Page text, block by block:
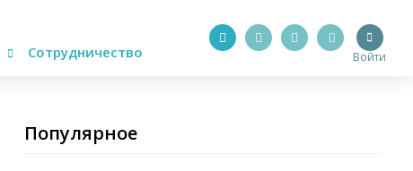
Сотрудничество Войти
Популярное